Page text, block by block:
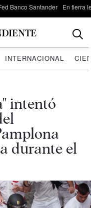
Banco Santander En tierra
INTERNACIONAL
intentó
durante el